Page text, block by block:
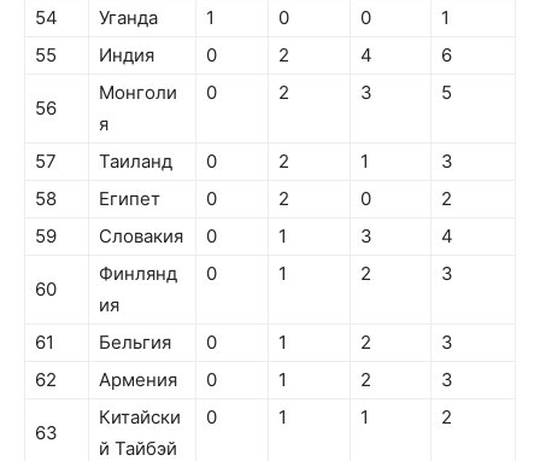
54
Уганда 1 0 0
1
55
Индия 0 2 4 6
56
Монголи
я
0 2 3 5
57 Таиланд 0 2 1
3
58
Египет 0 2 0
2
59
Словакия 0 1 3 4
60
Финлянд
ия
0 1 2 3
61 Бельгия 0 1 2
3
62
Армения 0 1 2 3
63
Китайски
й Тайбэй
0 1 1 2